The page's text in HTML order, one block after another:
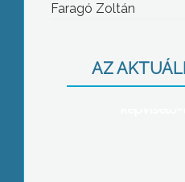
Faragó Zoltán
AZ
Nem vette ma
előterjesztését a